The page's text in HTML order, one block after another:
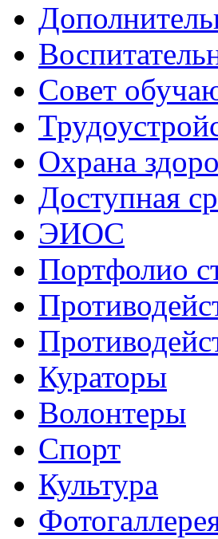
Совет
Охрана
Доступная
ЭИОС
Портфолио
Кураторы
Волонтеры
Спорт
Культура